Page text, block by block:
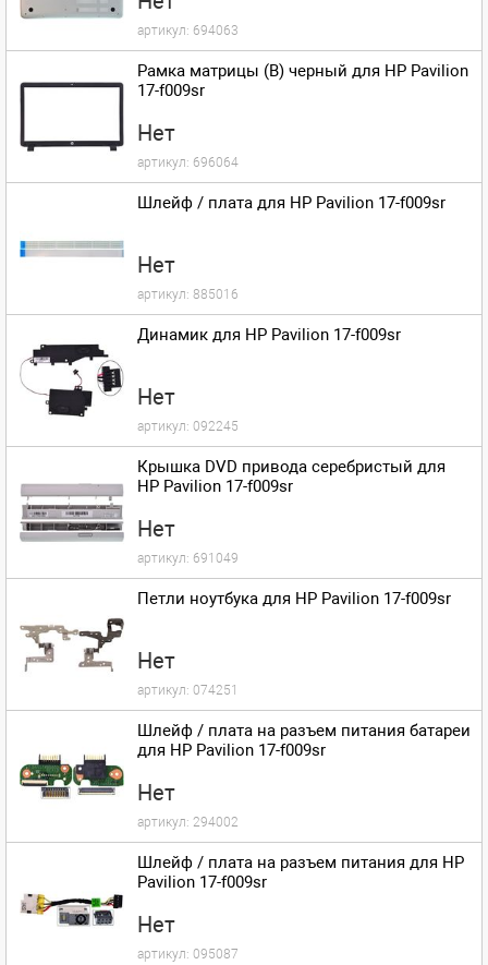
артикул: 694063
Рамка матрицы (B) черный для HP Pavilion
17-f009sr
Нет
артикул: 696064
Шлейф / плата для HP Pavilion 17-f009sr
Нет
артикул: 885016
Динамик для HP Pavilion 17-f009sr
Нет
артикул: 092245
Крышка DVD привода серебристый для
HP Pavilion 17-f009sr
Нет
артикул: 691049
Петли ноутбука для HP Pavilion 17-f009sr
Нет
артикул: 074251
Шлейф / плата на разъем питания батареи
для HP Pavilion 17-f009sr
Нет
артикул: 294002
Шлейф / плата на разъем питания для HP
Pavilion 17-f009sr
Нет
артикул: 095087